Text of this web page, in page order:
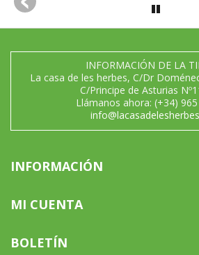
INFORMACIÓN DE LA
La casa de les herbes, C/Dr
C/Principe de Asturias
Llámanos ahora: (+34)
INFORMACIÓN
MI CUENTA
BOLETÍN